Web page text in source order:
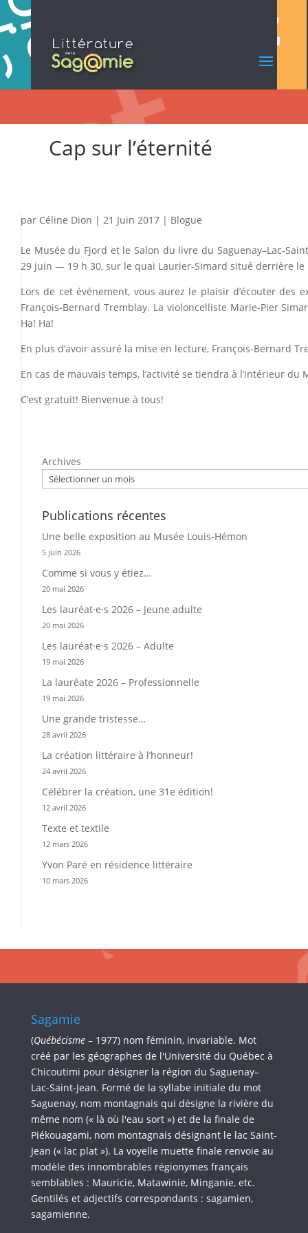
Cap sur l’éternité
par Céline Dion | 21 Juin 2017 | Blogue
Le Musée du Fjord et le Salon du livre du Saguenay–Lac-
29 juin — 19 h 30, sur le quai Laurier-Simard situé derrière le
Lors de cet événement, vous aurez le plaisir d’écouter des
François-Bernard Tremblay. La violoncelliste Marie-Pier
Ha! Ha!
En plus d’avoir assuré la mise en lecture, François-Bernard
En cas de mauvais temps, l’activité se tiendra à l’intérieur du
C’est gratuit! Bienvenue à tous!
Archives
Publications récentes
Une belle exposition au Musée Louis-Hémon
5 juin 2026
Comme si vous y étiez…
20 mai 2026
Les lauréat·e·s 2026 – Jeune adulte
20 mai 2026
Les lauréat·e·s 2026 – Adulte
19 mai 2026
La lauréate 2026 – Professionnelle
19 mai 2026
Une grande tristesse…
28 avril 2026
La création littéraire à l’honneur!
24 avril 2026
Célébrer la création, une 31e édition!
12 avril 2026
Texte et textile
12 mars 2026
Yvon Paré en résidence littéraire
10 mars 2026
Sagamie
(Québécisme – 1977) nom féminin, invariable. Mot
créé par les géographes de l'Université du Québec à
Chicoutimi pour désigner la région du Saguenay–
Lac-Saint-Jean. Formé de la syllabe initiale du mot
Saguenay, nom montagnais qui désigne la rivière du
même nom (« là où l'eau sort ») et de la finale de
Piékouagami, nom montagnais désignant le lac Saint-
Jean (« lac plat »). La voyelle muette finale renvoie au
modèle des innombrables régionymes français
semblables : Mauricie, Matawinie, Minganie, etc.
Gentilés et adjectifs correspondants : sagamien,
sagamienne.